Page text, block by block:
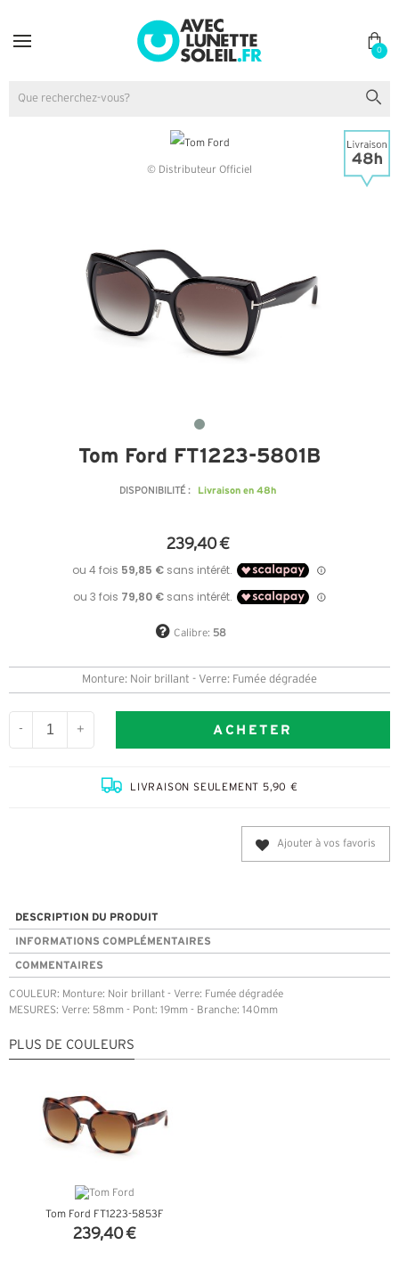
0
© Distributeur Officiel
Tom Ford FT1223-5801B
DISPONIBILITÉ : Livraison en 48h
239,40 €
Calibre: 58
Monture: Noir brillant - Verre: Fumée dégradée
- + ACHETER
LIVRAISON SEULEMENT 5,90 €
Ajouter à vos favoris
DESCRIPTION DU PRODUIT
INFORMATIONS COMPLÉMENTAIRES
COMMENTAIRES
COULEUR: Monture: Noir brillant - Verre: Fumée dégradée
MESURES: Verre: 58mm - Pont: 19mm - Branche: 140mm
PLUS DE COULEURS
Tom Ford FT1223-5853F
239,40 €